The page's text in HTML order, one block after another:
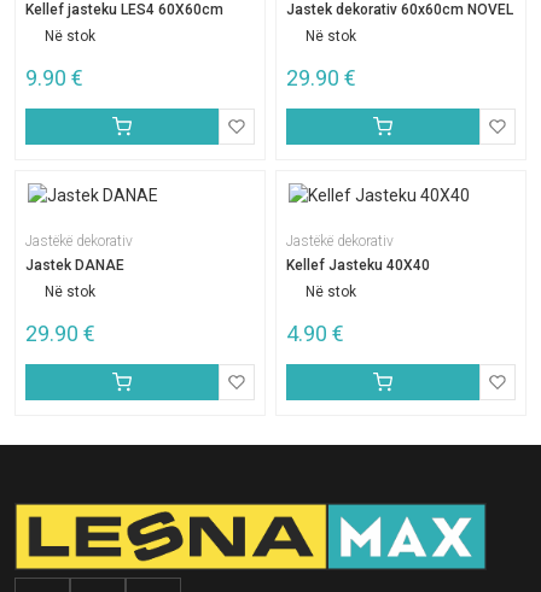
Kellef jasteku LES4 60X60cm
Në stok
9.90 €
Jastek dekorativ 60x60cm NOVEL
Në stok
29.90 €
Jastëkë dekorativ
Jastek DANAE
Në stok
29.90 €
Jastëkë dekorativ
Kellef Jasteku 40X40
Në stok
4.90 €